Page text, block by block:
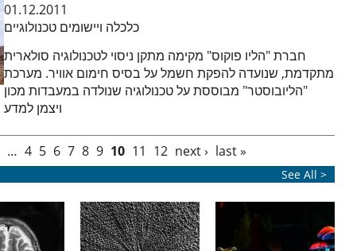
01.12.2011
כלכלה ויישומים טכנולוגיים
חברת "הליו פוקוס" מקימה מתקן ניסוי לטכנולוגיה סולארית
מתקדמת, שנועדה להפקת חשמל על בסיס חימום אוויר. מערכת
"הליובוסטר" מבוססת על טכנולוגיה שנולדה במעבדות מכון
ויצמן למדע
… 4 5 6 7 8 9 10 11 12 next › last »
See All >